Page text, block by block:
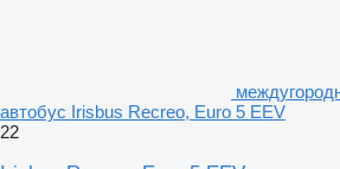
автобус Irisbus Recreo, Euro 5 EEV
22